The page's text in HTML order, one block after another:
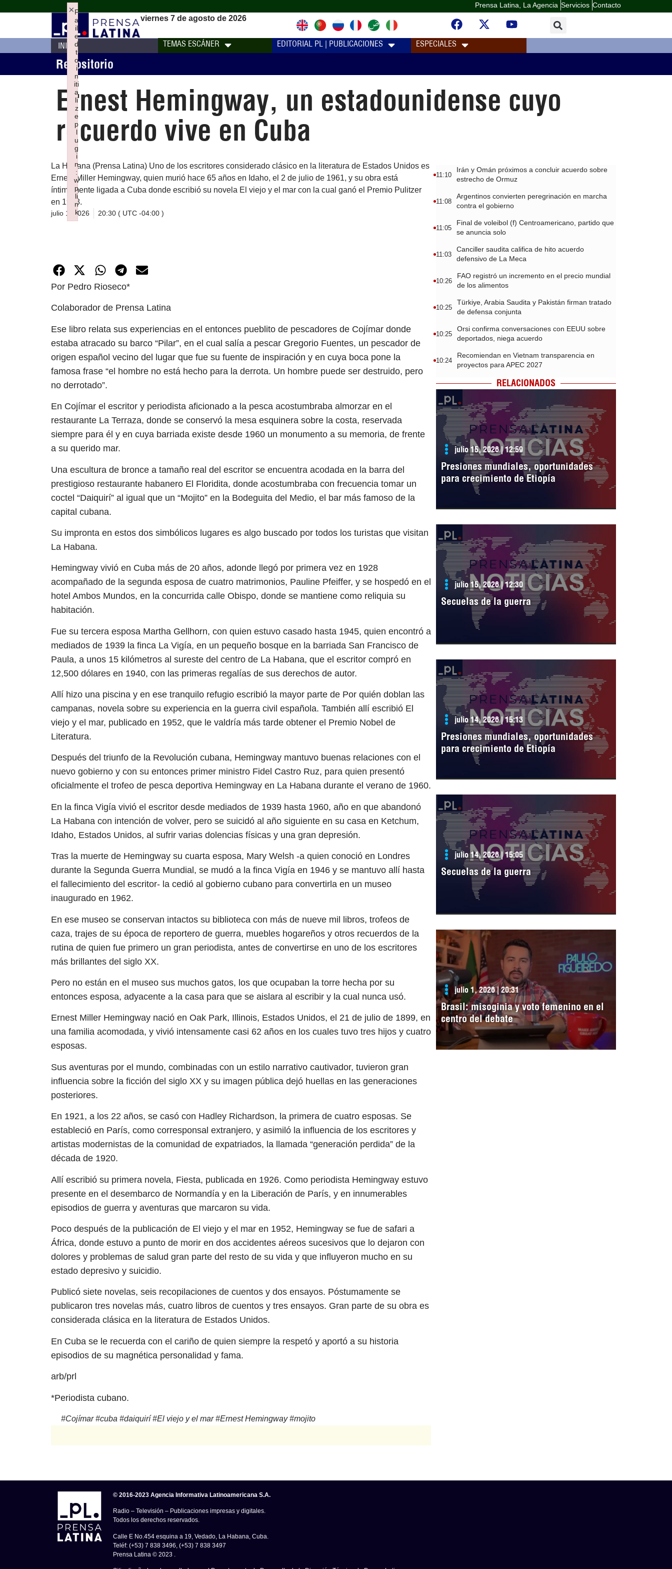
Prensa Latina, La Agencia Servicios Contacto
viernes 7 de agosto de 2026
INICIO TEMAS ESCÁNER EDITORIAL PL | PUBLICACIONES ESPECIALES
Repositorio
Ernest Hemingway, un estadounidense cuyo
recuerdo vive en Cuba
La Habana (Prensa Latina) Uno de los escritores considerado clásico en la literatura de Estados Unidos es
Ernest Miller Hemingway, quien murió hace 65 años en Idaho, el 2 de julio de 1961, y su obra está
íntimamente ligada a Cuba donde escribió su novela El viejo y el mar con la cual ganó el Premio Pulitzer
en 1953.
julio 1, 2026 20:30 ( UTC -04:00 )
Por Pedro Rioseco*
Colaborador de Prensa Latina
Ese libro relata sus experiencias en el entonces pueblito de pescadores de Cojímar donde
estaba atracado su barco “Pilar”, en el cual salía a pescar Gregorio Fuentes, un pescador de
origen español vecino del lugar que fue su fuente de inspiración y en cuya boca pone la
famosa frase “el hombre no está hecho para la derrota. Un hombre puede ser destruido, pero
no derrotado”.
En Cojímar el escritor y periodista aficionado a la pesca acostumbraba almorzar en el
restaurante La Terraza, donde se conservó la mesa esquinera sobre la costa, reservada
siempre para él y en cuya barriada existe desde 1960 un monumento a su memoria, de frente
a su querido mar.
Una escultura de bronce a tamaño real del escritor se encuentra acodada en la barra del
prestigioso restaurante habanero El Floridita, donde acostumbraba con frecuencia tomar un
coctel “Daiquirí” al igual que un “Mojito” en la Bodeguita del Medio, el bar más famoso de la
capital cubana.
Su impronta en estos dos simbólicos lugares es algo buscado por todos los turistas que visitan
La Habana.
Hemingway vivió en Cuba más de 20 años, adonde llegó por primera vez en 1928
acompañado de la segunda esposa de cuatro matrimonios, Pauline Pfeiffer, y se hospedó en el
hotel Ambos Mundos, en la concurrida calle Obispo, donde se mantiene como reliquia su
habitación.
Fue su tercera esposa Martha Gellhorn, con quien estuvo casado hasta 1945, quien encontró a
mediados de 1939 la finca La Vigía, en un pequeño bosque en la barriada San Francisco de
Paula, a unos 15 kilómetros al sureste del centro de La Habana, que el escritor compró en
12,500 dólares en 1940, con las primeras regalías de sus derechos de autor.
Allí hizo una piscina y en ese tranquilo refugio escribió la mayor parte de Por quién doblan las
campanas, novela sobre su experiencia en la guerra civil española. También allí escribió El
viejo y el mar, publicado en 1952, que le valdría más tarde obtener el Premio Nobel de
Literatura.
Después del triunfo de la Revolución cubana, Hemingway mantuvo buenas relaciones con el
nuevo gobierno y con su entonces primer ministro Fidel Castro Ruz, para quien presentó
oficialmente el trofeo de pesca deportiva Hemingway en La Habana durante el verano de 1960.
En la finca Vigía vivió el escritor desde mediados de 1939 hasta 1960, año en que abandonó
La Habana con intención de volver, pero se suicidó al año siguiente en su casa en Ketchum,
Idaho, Estados Unidos, al sufrir varias dolencias físicas y una gran depresión.
Tras la muerte de Hemingway su cuarta esposa, Mary Welsh -a quien conoció en Londres
durante la Segunda Guerra Mundial, se mudó a la finca Vigía en 1946 y se mantuvo allí hasta
el fallecimiento del escritor- la cedió al gobierno cubano para convertirla en un museo
inaugurado en 1962.
En ese museo se conservan intactos su biblioteca con más de nueve mil libros, trofeos de
caza, trajes de su época de reportero de guerra, muebles hogareños y otros recuerdos de la
rutina de quien fue primero un gran periodista, antes de convertirse en uno de los escritores
más brillantes del siglo XX.
Pero no están en el museo sus muchos gatos, los que ocupaban la torre hecha por su
entonces esposa, adyacente a la casa para que se aislara al escribir y la cual nunca usó.
Ernest Miller Hemingway nació en Oak Park, Illinois, Estados Unidos, el 21 de julio de 1899, en
una familia acomodada, y vivió intensamente casi 62 años en los cuales tuvo tres hijos y cuatro
esposas.
Sus aventuras por el mundo, combinadas con un estilo narrativo cautivador, tuvieron gran
influencia sobre la ficción del siglo XX y su imagen pública dejó huellas en las generaciones
posteriores.
En 1921, a los 22 años, se casó con Hadley Richardson, la primera de cuatro esposas. Se
estableció en París, como corresponsal extranjero, y asimiló la influencia de los escritores y
artistas modernistas de la comunidad de expatriados, la llamada “generación perdida” de la
década de 1920.
Allí escribió su primera novela, Fiesta, publicada en 1926. Como periodista Hemingway estuvo
presente en el desembarco de Normandía y en la Liberación de París, y en innumerables
episodios de guerra y aventuras que marcaron su vida.
Poco después de la publicación de El viejo y el mar en 1952, Hemingway se fue de safari a
África, donde estuvo a punto de morir en dos accidentes aéreos sucesivos que lo dejaron con
dolores y problemas de salud gran parte del resto de su vida y que influyeron mucho en su
estado depresivo y suicidio.
Publicó siete novelas, seis recopilaciones de cuentos y dos ensayos. Póstumamente se
publicaron tres novelas más, cuatro libros de cuentos y tres ensayos. Gran parte de su obra es
considerada clásica en la literatura de Estados Unidos.
En Cuba se le recuerda con el cariño de quien siempre la respetó y aportó a su historia
episodios de su magnética personalidad y fama.
arb/prl
*Periodista cubano.
#Cojímar#cuba #daiquirí#El viejo y el mar#Ernest Hemingway#mojito
11:10
Irán y Omán próximos a concluir acuerdo sobre
estrecho de Ormuz
11:08
Argentinos convierten peregrinación en marcha
contra el gobierno
11:05
Final de voleibol (f) Centroamericano, partido que
se anuncia solo
11:03
Canciller saudita califica de hito acuerdo
defensivo de La Meca
10:26
FAO registró un incremento en el precio mundial
de los alimentos
10:25
Türkiye, Arabia Saudita y Pakistán firman tratado
de defensa conjunta
10:25
Orsi confirma conversaciones con EEUU sobre
deportados, niega acuerdo
10:24
Recomiendan en Vietnam transparencia en
proyectos para APEC 2027
RELACIONADOS
julio 15, 2026 | 12:59
Presiones mundiales, oportunidades
para crecimiento de Etiopía
julio 15, 2026 | 12:30
Secuelas de la guerra
julio 14, 2026 | 15:13
Presiones mundiales, oportunidades
para crecimiento de Etiopía
julio 14, 2026 | 15:05
Secuelas de la guerra
julio 1, 2026 | 20:31
Brasil: misoginia y voto femenino en el
centro del debate
© 2016-2023 Agencia Informativa Latinoamericana S.A.
Radio – Televisión – Publicaciones impresas y digitales.
Todos los derechos reservados.
Calle E No.454 esquina a 19, Vedado, La Habana, Cuba.
Teléf: (+53) 7 838 3496, (+53) 7 838 3497
Prensa Latina © 2023 .
F
a
il
e
d
t
o
i
n
iti
a
li
z
e
p
l
u
g
i
n
:
w
p
li
n
k
×
Failed to initialize plugin: wplink